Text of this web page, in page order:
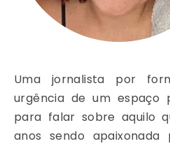
Uma jornalista por
urgência de um espaço
para falar sobre aquilo
anos sendo